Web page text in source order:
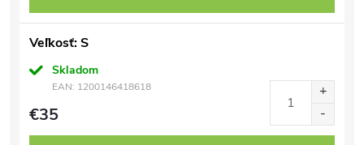
Veľkosť: S
Skladom
EAN: 1200146418618
€35